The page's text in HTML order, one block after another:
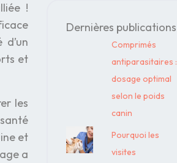
!
et
les
et
a
Dernières publications
Comprimés
antiparasitaires :
dosage optimal
selon le poids
canin
Pourquoi les
visites